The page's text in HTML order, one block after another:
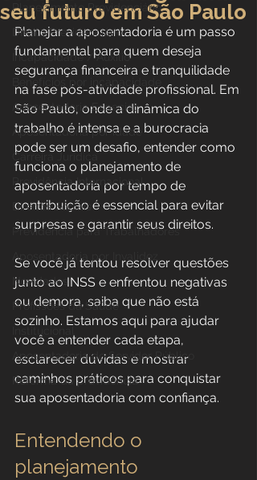
Planejamento Previdenciário
Direito Previdenciário
Incapacidade / Auxílio
Benefícios por incapacidade
Aposentadoria Especial
Aposentadoria por idade
Carreira Jurídica
Previdência Internacional
Direitos Sociais
Previdência para Trabalhadores
Aposentadoria por Invalidez
Novidades
Profissões da Saúde
Aposentadoria do Servidor Público
Reforma da previdência
seu futuro em São Paulo
Planejar a aposentadoria é um passo
fundamental para quem deseja
segurança financeira e tranquilidade
na fase pós-atividade profissional. Em
São Paulo, onde a dinâmica do
trabalho é intensa e a burocracia
pode ser um desafio, entender como
funciona o planejamento de
aposentadoria por tempo de
contribuição é essencial para evitar
surpresas e garantir seus direitos.
Se você já tentou resolver questões
junto ao INSS e enfrentou negativas
ou demora, saiba que não está
sozinho. Estamos aqui para ajudar
você a entender cada etapa,
esclarecer dúvidas e mostrar
caminhos práticos para conquistar
sua aposentadoria com confiança.
Entendendo o
planejamento